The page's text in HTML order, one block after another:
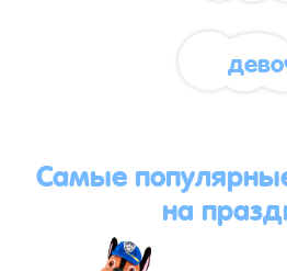
Самые
на